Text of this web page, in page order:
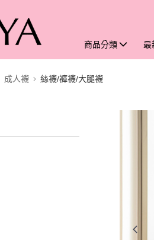
商品分類 最
成人襪 絲襪/褲襪/大腿襪